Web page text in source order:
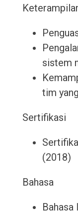
sistem
tim
Sertifikasi
(2018)
Bahasa
Bahasa